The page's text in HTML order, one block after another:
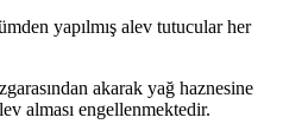
yapılmış alev tutucular her
akarak yağ haznesine
alması engellenmektedir.